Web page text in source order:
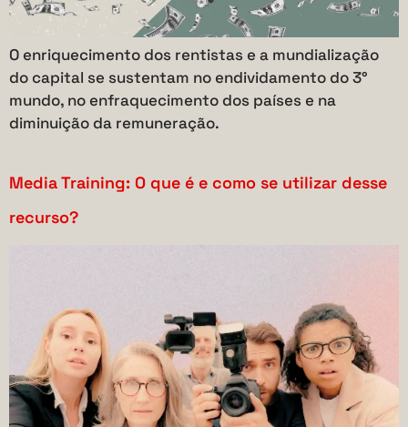
O enriquecimento dos rentistas e a mundialização
do capital se sustentam no endividamento do 3°
mundo, no enfraquecimento dos países e na
diminuição da remuneração.
Media Training: O que é e como se utilizar desse
recurso?